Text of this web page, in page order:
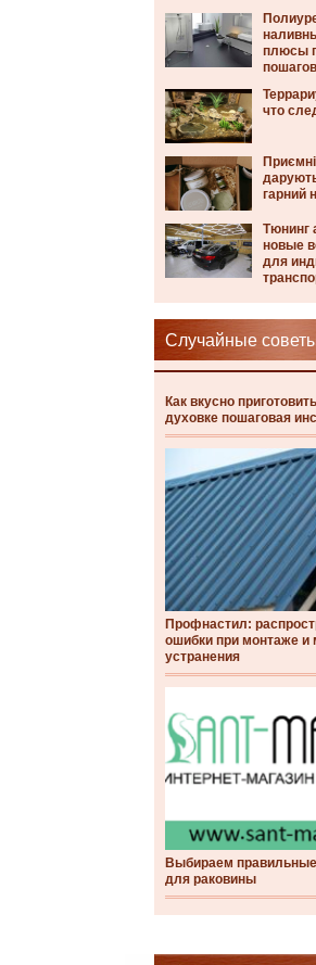
плюсы
что
гарний
Тюнинг
новые
для
Случайные
Как вкусно
духовке пошаговая
Профнастил:
ошибки при монтаже и
устранения
Выбираем
для раковины